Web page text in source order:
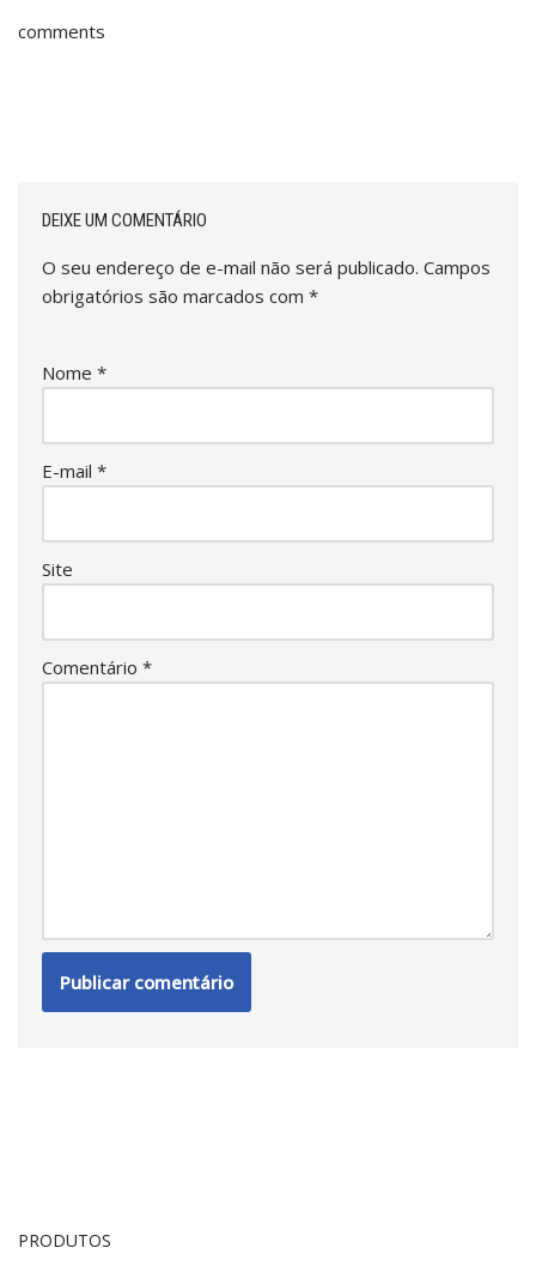
comments
DEIXE UM COMENTÁRIO
O seu endereço de e-mail não será publicado. Campos
obrigatórios são marcados com *
Nome *
E-mail *
Site
Comentário *
PRODUTOS